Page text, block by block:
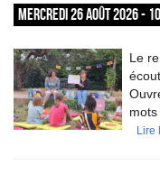
MERCREDI 26 AOÛT 2026 -
Le
Lire